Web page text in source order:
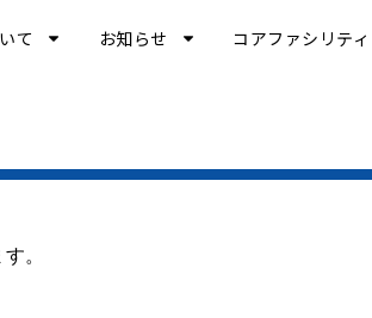
て お知らせ コアファシリティ
。